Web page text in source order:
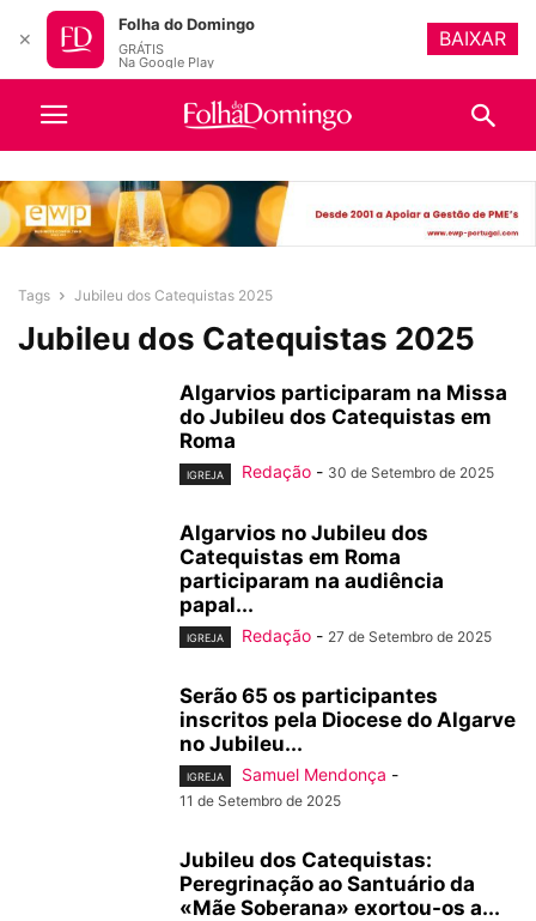
Tags Jubileu dos Catequistas 2025
Jubileu dos Catequistas 2025
Algarvios participaram na Missa
do Jubileu dos Catequistas em
Roma
IGREJA Redação - 30 de Setembro de 2025
Algarvios no Jubileu dos
Catequistas em Roma
participaram na audiência
papal...
IGREJA Redação - 27 de Setembro de 2025
Serão 65 os participantes
inscritos pela Diocese do Algarve
no Jubileu...
IGREJA Samuel Mendonça -
11 de Setembro de 2025
Jubileu dos Catequistas:
Peregrinação ao Santuário da
«Mãe Soberana» exortou-os a...
✕
Folha do Domingo
GRÁTIS
Na Google Play
BAIXAR